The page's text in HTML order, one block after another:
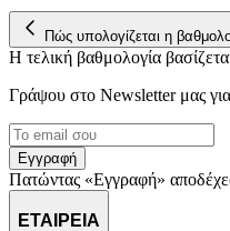
Πώς υπολογίζεται η
Η τελική βαθμολογία
Γράψου στο Νewsletter μας
Εγγραφή
Πατώντας «Εγγραφή»
ΕΤΑΙΡΕΙΑ